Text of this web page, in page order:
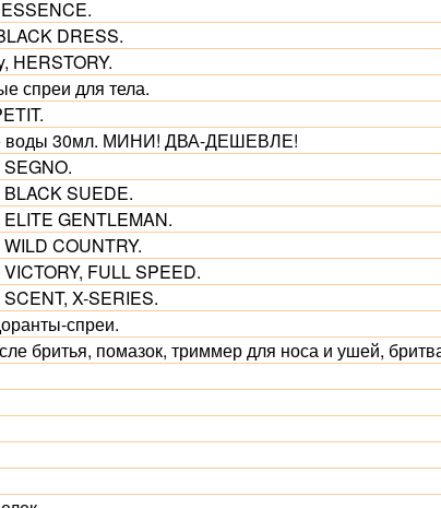
DRESS.
HERSTORY.
спреи для тела.
воды 30мл. МИНИ! ДВА-ДЕШЕВЛЕ!
SUEDE.
GENTLEMAN.
COUNTRY.
FULL SPEED.
X-SERIES.
спреи.
бритья, помазок, триммер для носа и ушей,